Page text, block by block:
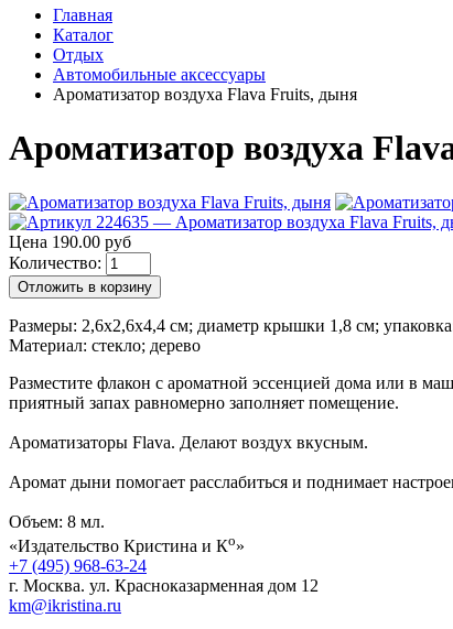
Главная
Каталог
Отдых
Автомобильные аксессуары
Ароматизатор воздуха Flava Fruits, дыня
Ароматизатор воздуха
Цена 190.00 руб
Количество:
Отложить в корзину
Размеры: 2,6х2,6х4,4 см; диаметр крышки 1,8 см;
Материал: стекло; дерево
Разместите флакон с ароматной эссенцией дома или в
приятный запах равномерно заполняет помещение.
Ароматизаторы Flava. Делают воздух вкусным.
Аромат дыни помогает расслабиться и поднимает
Объем: 8 мл.
«Издательство Кристина и Ко»
+7 (495) 968-63-24
г. Москва. ул. Красноказарменная дом 12
km@ikristina.ru